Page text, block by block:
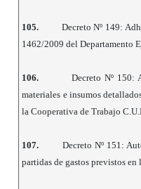
105.
Decreto Nº 149:
1462/2009 del Departamento
106.
Decreto Nº
materiales e insumos
la Cooperativa de Trabajo
107.
Decreto Nº 151:
partidas de gastos previstos en